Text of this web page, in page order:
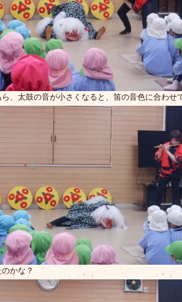
、太鼓の音が小さくなると、笛の音色に合わせ
のかな？